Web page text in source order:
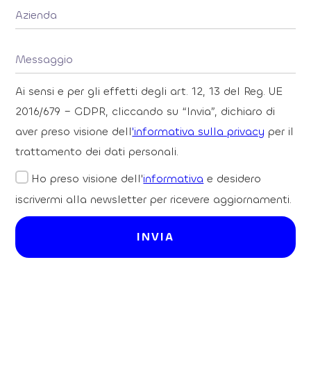
Ai sensi e per gli effetti degli art. 12, 13 del Reg. UE
2016/679 – GDPR, cliccando su “Invia”, dichiaro di
aver preso visione dell'informativa sulla privacy per il
trattamento dei dati personali.
Ho preso visione dell'informativa e desidero
iscrivermi alla newsletter per ricevere aggiornamenti.